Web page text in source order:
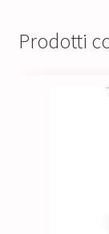
Prodotti